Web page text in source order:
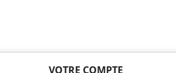
VOTRE COMPTE